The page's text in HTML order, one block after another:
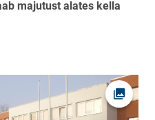
majutust alates kella
Ava